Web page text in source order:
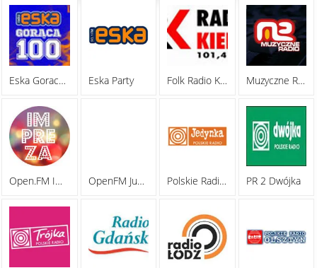
Eska Goraca 100 Eska Party Folk Radio Kielce Muzyczne Radio
Open.FM Impreza OpenFM Justin Bieber Polskie Radio Jedynka 97.9 FM PR 2 Dwójka